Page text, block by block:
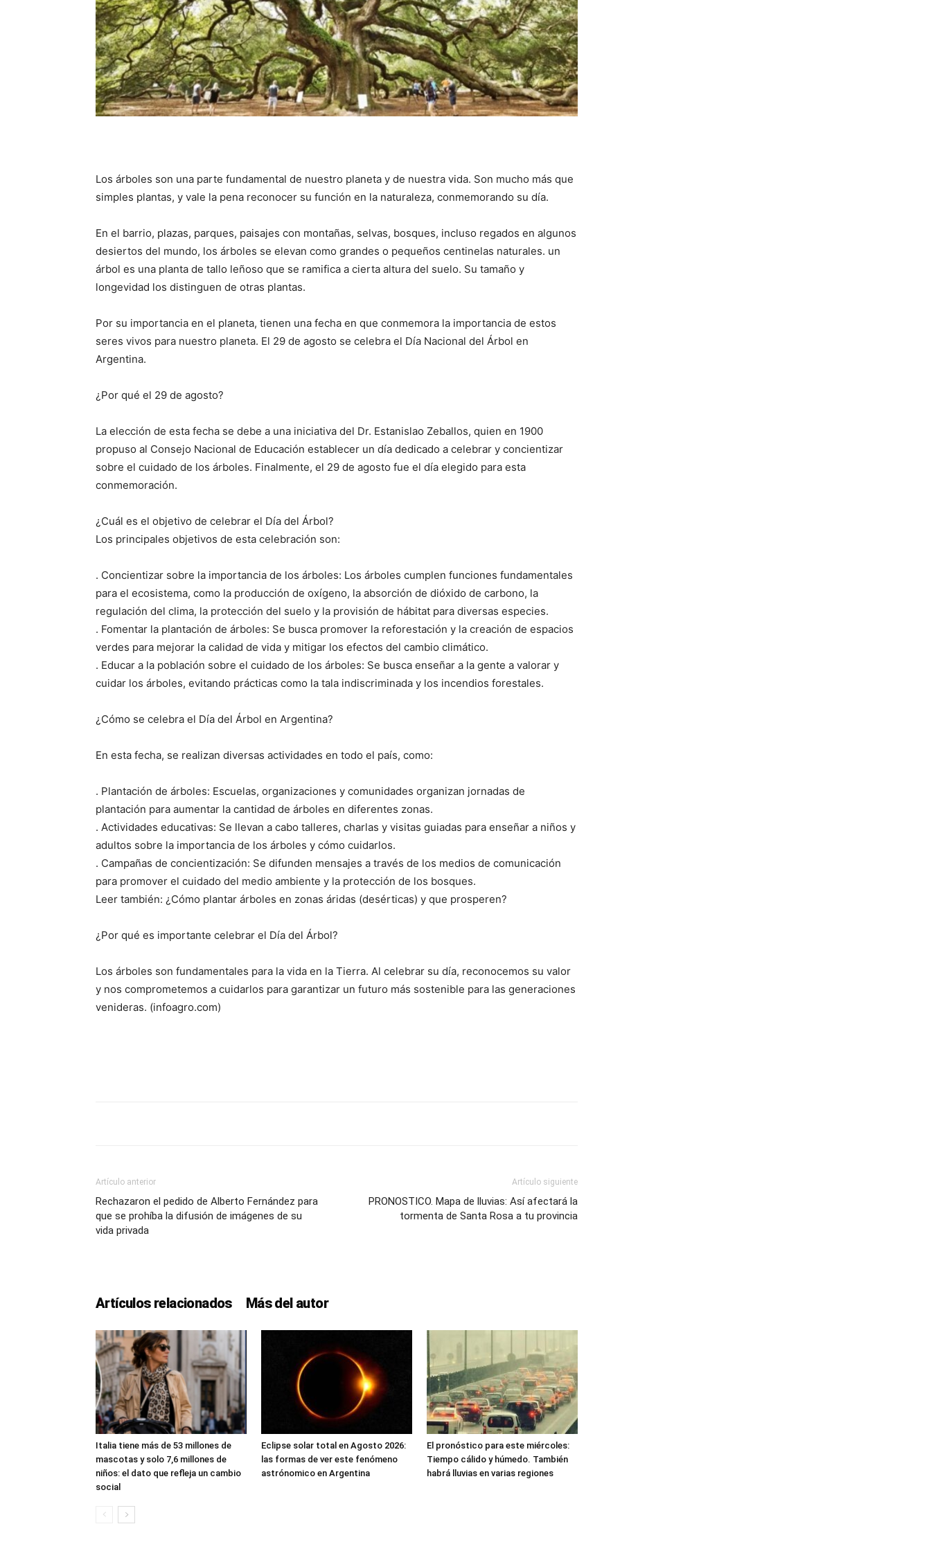
::
La
Verdad
que
ve…
Los árboles son una parte fundamental de nuestro planeta y de nuestra vida. Son mucho más que
simples plantas, y vale la pena reconocer su función en la naturaleza, conmemorando su día.
En el barrio, plazas, parques, paisajes con montañas, selvas, bosques, incluso regados en algunos
desiertos del mundo, los árboles se elevan como grandes o pequeños centinelas naturales. un
árbol es una planta de tallo leñoso que se ramifica a cierta altura del suelo. Su tamaño y
longevidad los distinguen de otras plantas.
Por su importancia en el planeta, tienen una fecha en que conmemora la importancia de estos
seres vivos para nuestro planeta. El 29 de agosto se celebra el Día Nacional del Árbol en
Argentina.
¿Por qué el 29 de agosto?
La elección de esta fecha se debe a una iniciativa del Dr. Estanislao Zeballos, quien en 1900
propuso al Consejo Nacional de Educación establecer un día dedicado a celebrar y concientizar
sobre el cuidado de los árboles. Finalmente, el 29 de agosto fue el día elegido para esta
conmemoración.
¿Cuál es el objetivo de celebrar el Día del Árbol?
Los principales objetivos de esta celebración son:
. Concientizar sobre la importancia de los árboles: Los árboles cumplen funciones fundamentales
para el ecosistema, como la producción de oxígeno, la absorción de dióxido de carbono, la
regulación del clima, la protección del suelo y la provisión de hábitat para diversas especies.
. Fomentar la plantación de árboles: Se busca promover la reforestación y la creación de espacios
verdes para mejorar la calidad de vida y mitigar los efectos del cambio climático.
. Educar a la población sobre el cuidado de los árboles: Se busca enseñar a la gente a valorar y
cuidar los árboles, evitando prácticas como la tala indiscriminada y los incendios forestales.
¿Cómo se celebra el Día del Árbol en Argentina?
En esta fecha, se realizan diversas actividades en todo el país, como:
. Plantación de árboles: Escuelas, organizaciones y comunidades organizan jornadas de
plantación para aumentar la cantidad de árboles en diferentes zonas.
. Actividades educativas: Se llevan a cabo talleres, charlas y visitas guiadas para enseñar a niños y
adultos sobre la importancia de los árboles y cómo cuidarlos.
. Campañas de concientización: Se difunden mensajes a través de los medios de comunicación
para promover el cuidado del medio ambiente y la protección de los bosques.
Leer también: ¿Cómo plantar árboles en zonas áridas (desérticas) y que prosperen?
¿Por qué es importante celebrar el Día del Árbol?
Los árboles son fundamentales para la vida en la Tierra. Al celebrar su día, reconocemos su valor
y nos comprometemos a cuidarlos para garantizar un futuro más sostenible para las generaciones
venideras. (infoagro.com)
Artículo anterior
Rechazaron el pedido de Alberto Fernández para
que se prohíba la difusión de imágenes de su
vida privada
Artículo siguiente
PRONOSTICO. Mapa de lluvias: Así afectará la
tormenta de Santa Rosa a tu provincia
Artículos relacionados Más del autor
Italia tiene más de 53 millones de
mascotas y solo 7,6 millones de
niños: el dato que refleja un cambio
social
Eclipse solar total en Agosto 2026:
las formas de ver este fenómeno
astrónomico en Argentina
El pronóstico para este miércoles:
Tiempo cálido y húmedo. También
habrá lluvias en varias regiones